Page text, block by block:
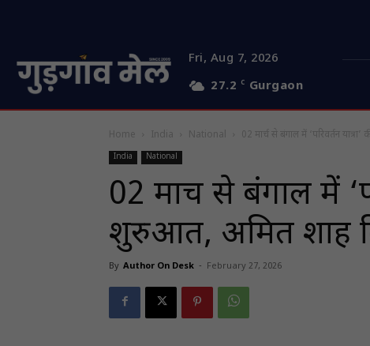
Fri, Aug 7, 2026
27.2
C Gurgaon
Home India National 02 मार्च से बंगाल में ‘परिवर्तन
India National
02 मार्च से बंगाल में
शुरुआत, अमित शाह
By Author On Desk - February 27, 2026